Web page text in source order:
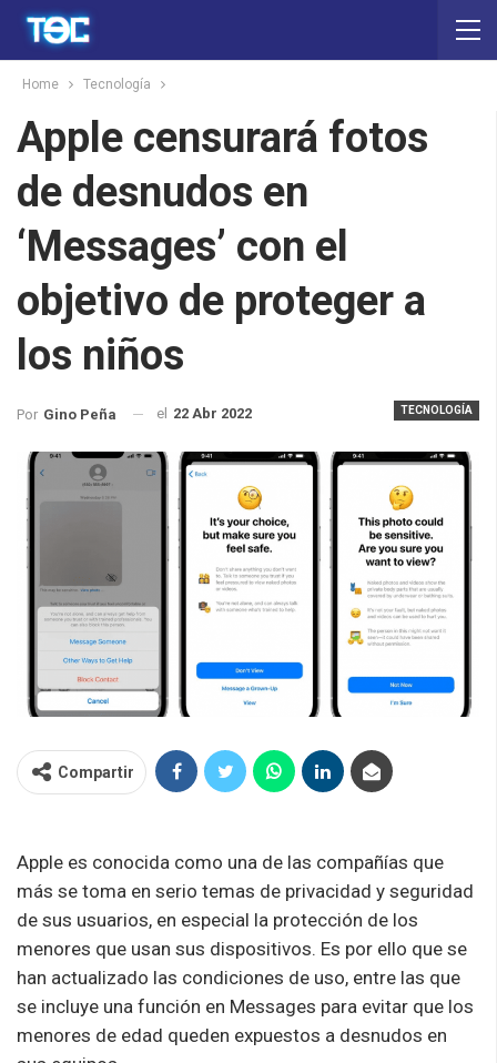
Home Tecnología
Apple censurará fotos
de desnudos en
‘Messages’ con el
objetivo de proteger a
los niños
TECNOLOGÍA
Por Gino Peña el 22 Abr 2022
Compartir
Apple es conocida como una de las compañías que
más se toma en serio temas de privacidad y seguridad
de sus usuarios, en especial la protección de los
menores que usan sus dispositivos. Es por ello que se
han actualizado las condiciones de uso, entre las que
se incluye una función en Messages para evitar que los
menores de edad queden expuestos a desnudos en